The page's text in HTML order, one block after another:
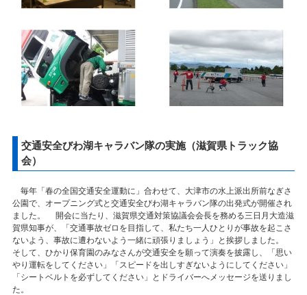
交通安全びわ湖キャラバン隊の実施（滋賀県トラック協
会）
毎年「春の全国交通安全運動に」合わせて、大津市の水上派出所前なぎさ
公園で、オープニング式と交通安全びわ湖キャラバン隊の出発式が開催され
ました。 開会に当たり、滋賀県交通対策協議会会長を務める三日月大造滋
賀県知事が、「交通事故ゼロを目指して、私たち一人ひとりが事故を起こさ
ないよう、事故に遭わないよう一緒に頑張りましょう」と挨拶しました。
そして、ひかり保育園のみなさんが交通安全を願って演奏を披露し、「思い
やり運転をしてください」「スピードを出しすぎないようにしてください」
「シートベルトを必ずしてください」とドライバーへメッセージを送りまし
た。